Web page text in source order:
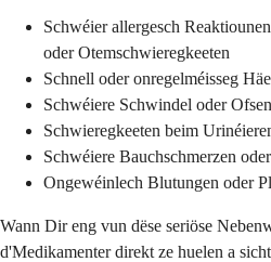
Schwéier allergesch
oder Otemschwieregkeeten
Schnell oder onregelméisseg
Schwéiere Schwindel oder
Schwieregkeeten beim
Schwéiere Bauchschmerzen
Ongewéinlech Blutungen oder
Wann Dir eng vun dëse seriöse
d'Medikamenter direkt ze huelen a